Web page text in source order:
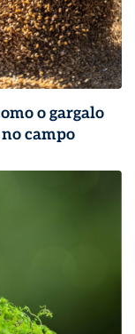
o gargalo
campo